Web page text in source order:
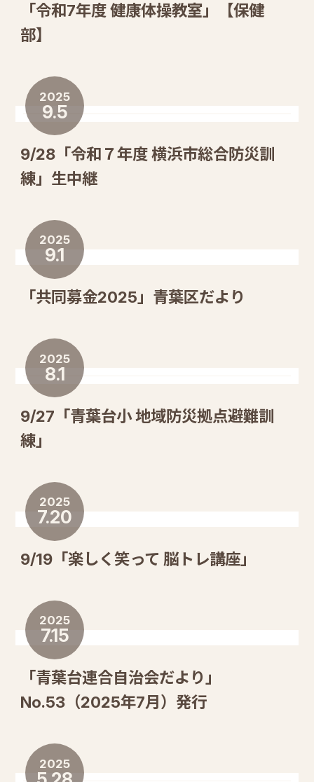
「令和7年度 健康体操教室」【保健
部】
2025
9.5
9/28「令和７年度 横浜市総合防災訓
練」生中継
2025
9.1
「共同募金2025」青葉区だより
2025
8.1
9/27「青葉台小 地域防災拠点避難訓
練」
2025
7.20
9/19「楽しく笑って 脳トレ講座」
2025
7.15
「青葉台連合自治会だより」
No.53（2025年7月）発行
2025